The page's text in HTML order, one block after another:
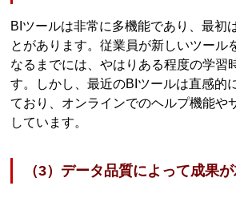
BIツールは非常に多機能であり、最初
とがあります。従業員が新しいツール
なるまでには、やはりある程度の学習
す。しかし、最近のBIツールは直感的
ており、オンラインでのヘルプ機能や
しています。
（3）データ品質によって成果